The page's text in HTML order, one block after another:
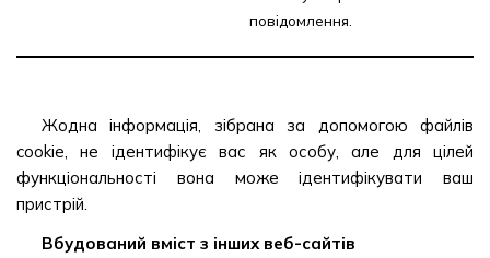
повідомлення.
Жодна інформація, зібрана за допомогою файлів
cookie, не ідентифікує вас як особу, але для цілей
функціональності вона може ідентифікувати ваш
пристрій.
Вбудований вміст з інших веб-сайтів